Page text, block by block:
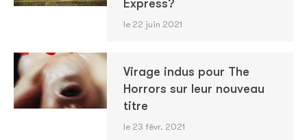
Express?
le 22 juin 2021
Virage indus pour The
Horrors sur leur nouveau
titre
le 23 févr. 2021